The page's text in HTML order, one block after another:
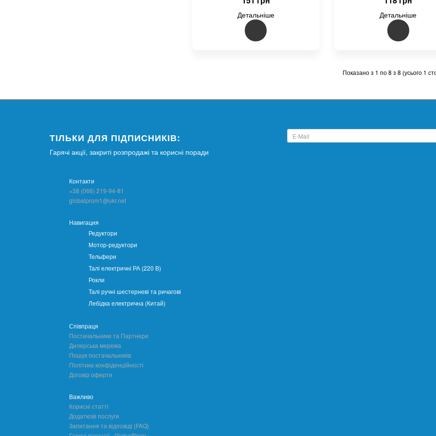
Детальніше Детальніше
Показано з 1 по 8 з 8 (усього 1
ТІЛЬКИ ДЛЯ ПІДПИСНИКІВ:
Гарячі акції, закриті розпродажі та корисні поради
Контакти
+38 (066) 219-94-81
globalprom1@ukr.net
Навигация
Редуктори
Мотор-редуктори
Тельфери
Талі електричні РА (220 В)
Рокли
Талі ручні шестерневі та ричагові
Лебідка електрична (Китай)
Співпраця
Постачальники та Партнери
Дилерська мережа
Пошук постачальників
Політика конфіденційності
Договір оферти
Важливо
Корисні статті
Додаткові послуги
Запитання та відповіді (FAQ)